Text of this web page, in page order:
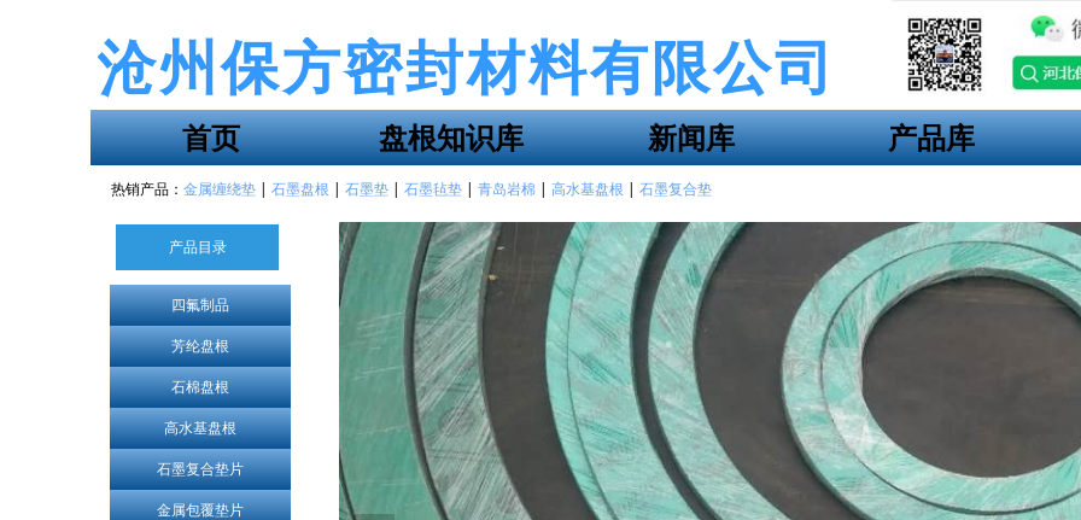
首页 盘根知识库 新闻库 产品库
沧州保方密封材料有限公司
产品目录
四氟制品
芳纶盘根
石棉盘根
高水基盘根
石墨复合垫片
金属包覆垫片
热销产品： 金属缠绕垫 | 石墨盘根 | 石墨垫 | 石墨毡垫 | 青岛岩棉 | 高水基盘根 | 石墨复合垫